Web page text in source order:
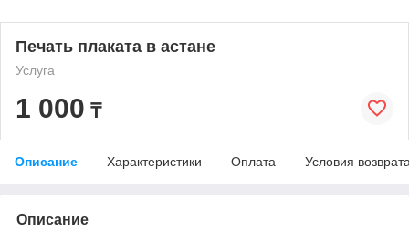
Печать плаката в астане
Услуга
1 000 ₸
Описание Характеристики Оплата Условия
Описание